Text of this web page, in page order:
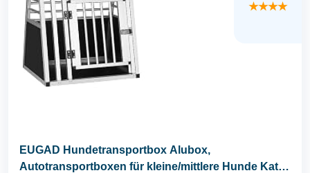
★★★★
EUGAD Hundetransportbox Alubox,
Autotransportboxen für kleine/mittlere Hunde Katze